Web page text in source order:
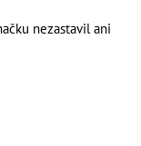
nezastavil ani